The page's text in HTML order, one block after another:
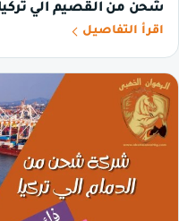
شحن من القصيم الي
اقرأ التفاصيل